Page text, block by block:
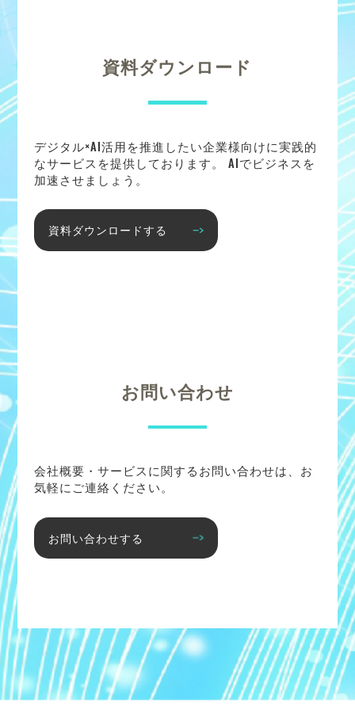
資料ダウンロード
デジタル×AI活用を推進したい企業様向けに実践的
なサービスを提供しております。 AIでビジネスを
加速させましょう。
資料ダウンロードする
お問い合わせ
会社概要・サービスに関するお問い合わせは、お
気軽にご連絡ください。
お問い合わせする